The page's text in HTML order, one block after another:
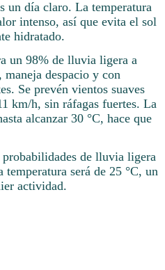
un día claro. La temperatura
intenso, así que evita el sol
hidratado.
un 98% de lluvia ligera a
despacio y con
Se prevén vientos suaves
km/h, sin ráfagas fuertes. La
alcanzar 30 °C, hace que
de lluvia ligera
será de 25 °C, un
actividad.